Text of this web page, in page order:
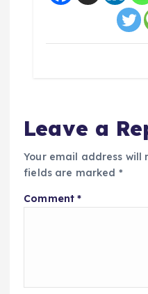
Leave a
Your email address will
fields are marked *
Comment*